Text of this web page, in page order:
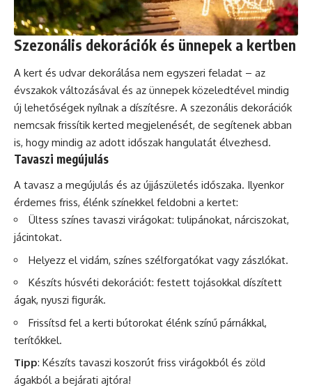
Szezonális dekorációk és ünnepek a kertben
A kert és udvar dekorálása nem egyszeri feladat – az
évszakok változásával és az ünnepek közeledtével mindig
új lehetőségek nyílnak a díszítésre. A szezonális dekorációk
nemcsak frissítik kerted megjelenését, de segítenek abban
is, hogy mindig az adott időszak hangulatát élvezhesd.
Tavaszi megújulás
A tavasz a megújulás és az újjászületés időszaka. Ilyenkor
érdemes friss, élénk színekkel feldobni a kertet:
Ültess színes tavaszi virágokat: tulipánokat, nárciszokat,
jácintokat.
Helyezz el vidám, színes szélforgatókat vagy zászlókat.
Készíts húsvéti dekorációt: festett tojásokkal díszített
ágak, nyuszi figurák.
Frissítsd fel a kerti bútorokat élénk színű párnákkal,
terítőkkel.
Tipp: Készíts tavaszi koszorút friss virágokból és zöld
ágakból a bejárati ajtóra!